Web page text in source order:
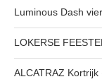
Luminous Dash
LOKERSE
ALCATRAZ Kortrijk